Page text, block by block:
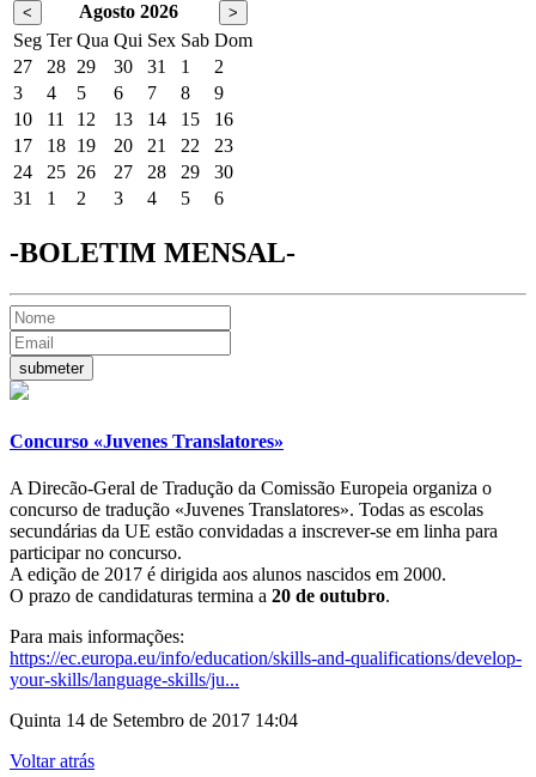
< Agosto 2026 >
Seg Ter Qua Qui Sex Sab Dom
27
28 29 30 31 1
2
3
4 5 6 7 8
9
10
11 12 13 14 15
16
17
18 19 20 21 22
23
24
25 26 27 28 29
30
31
1 2 3 4 5 6
-BOLETIM MENSAL-
Concurso «Juvenes Translatores»
A Direcão-Geral de Tradução da Comissão Europeia organiza o
concurso de tradução «Juvenes Translatores». Todas as escolas
secundárias da UE estão convidadas a inscrever-se em linha para
participar no concurso.
A edição de 2017 é dirigida aos alunos nascidos em 2000.
O prazo de candidaturas termina a 20 de outubro.
Para mais informações:
https://ec.europa.eu/info/education/skills-and-qualifications/develop-
your-skills/language-skills/ju...
Quinta 14 de Setembro de 2017 14:04
Voltar atrás